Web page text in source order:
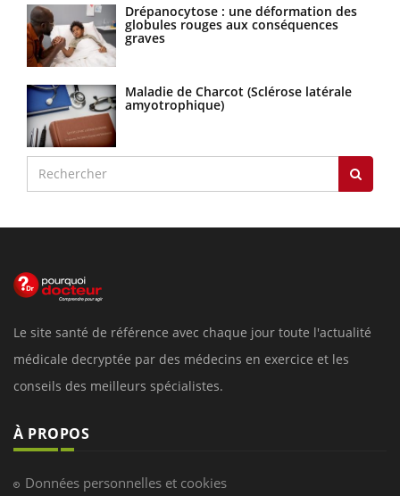
Drépanocytose : une déformation des
globules rouges aux conséquences
graves
Maladie de Charcot (Sclérose latérale
amyotrophique)
Le site santé de référence avec chaque jour toute l'actualité
médicale decryptée par des médecins en exercice et les
conseils des meilleurs spécialistes.
À PROPOS
Données personnelles et cookies